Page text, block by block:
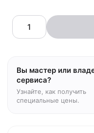
Вы мастер или
сервиса?
Узнайте, как получить
специальные цены.